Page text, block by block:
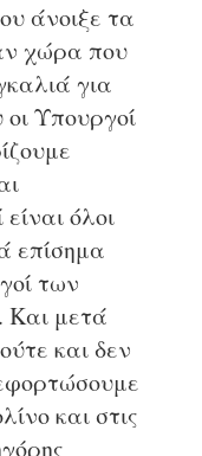
άνοιξε τα
χώρα που
για
Υπουργοί
όλοι
επίσημα
των
Και μετά
και δεν
και στις